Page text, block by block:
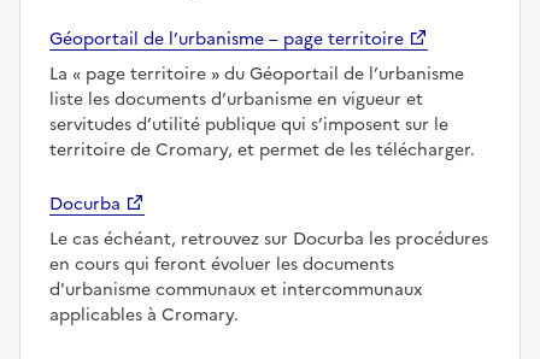
Géoportail de l’urbanisme – page territoire
La
page territoire
du Géoportail de l’urbanisme
liste les documents d’urbanisme en vigueur et
servitudes d’utilité publique qui s’imposent sur le
territoire de Cromary, et permet de les télécharger.
Docurba
Le cas échéant, retrouvez sur Docurba les procédures
en cours qui feront évoluer les documents
d'urbanisme communaux et intercommunaux
applicables à Cromary.